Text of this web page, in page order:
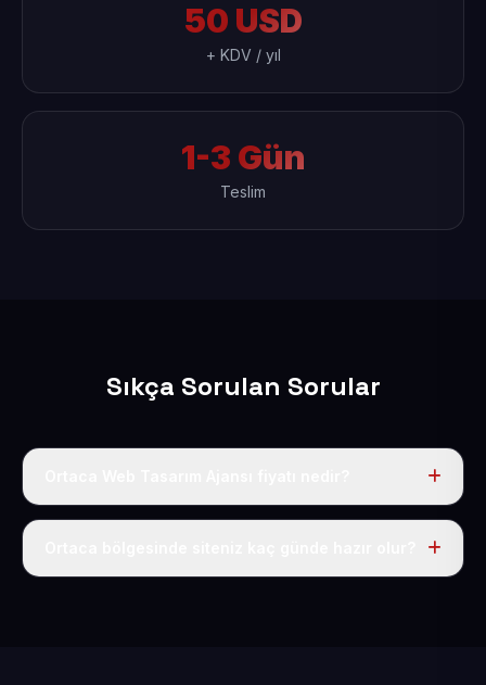
50 USD
+ KDV / yıl
1-3 Gün
Teslim
Sıkça Sorulan Sorular
Tek fiyat uygulanır: yıllık 50 USD + KDV. Bu bedele alan